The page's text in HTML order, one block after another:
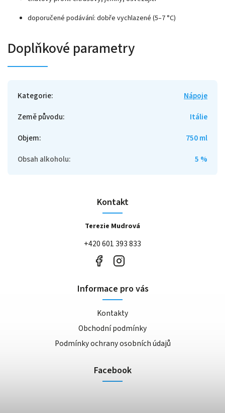
doporučené podávání: dobře vychlazené (5–7 °C)
Doplňkové parametry
Kategorie:
Nápoje
Země původu:
Itálie
Objem:
750 ml
Obsah alkoholu: 5 %
Kontakt
Terezie Mudrová
+420 601 393 833
Informace pro vás
Kontakty
Obchodní podmínky
Podmínky ochrany osobních údajů
Facebook